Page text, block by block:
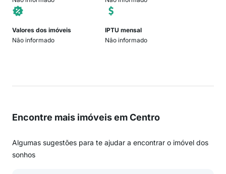
Valores dos imóveis
Não informado
IPTU mensal
Não informado
Encontre mais imóveis em Centro
Algumas sugestões para te ajudar a encontrar o imóvel dos
sonhos